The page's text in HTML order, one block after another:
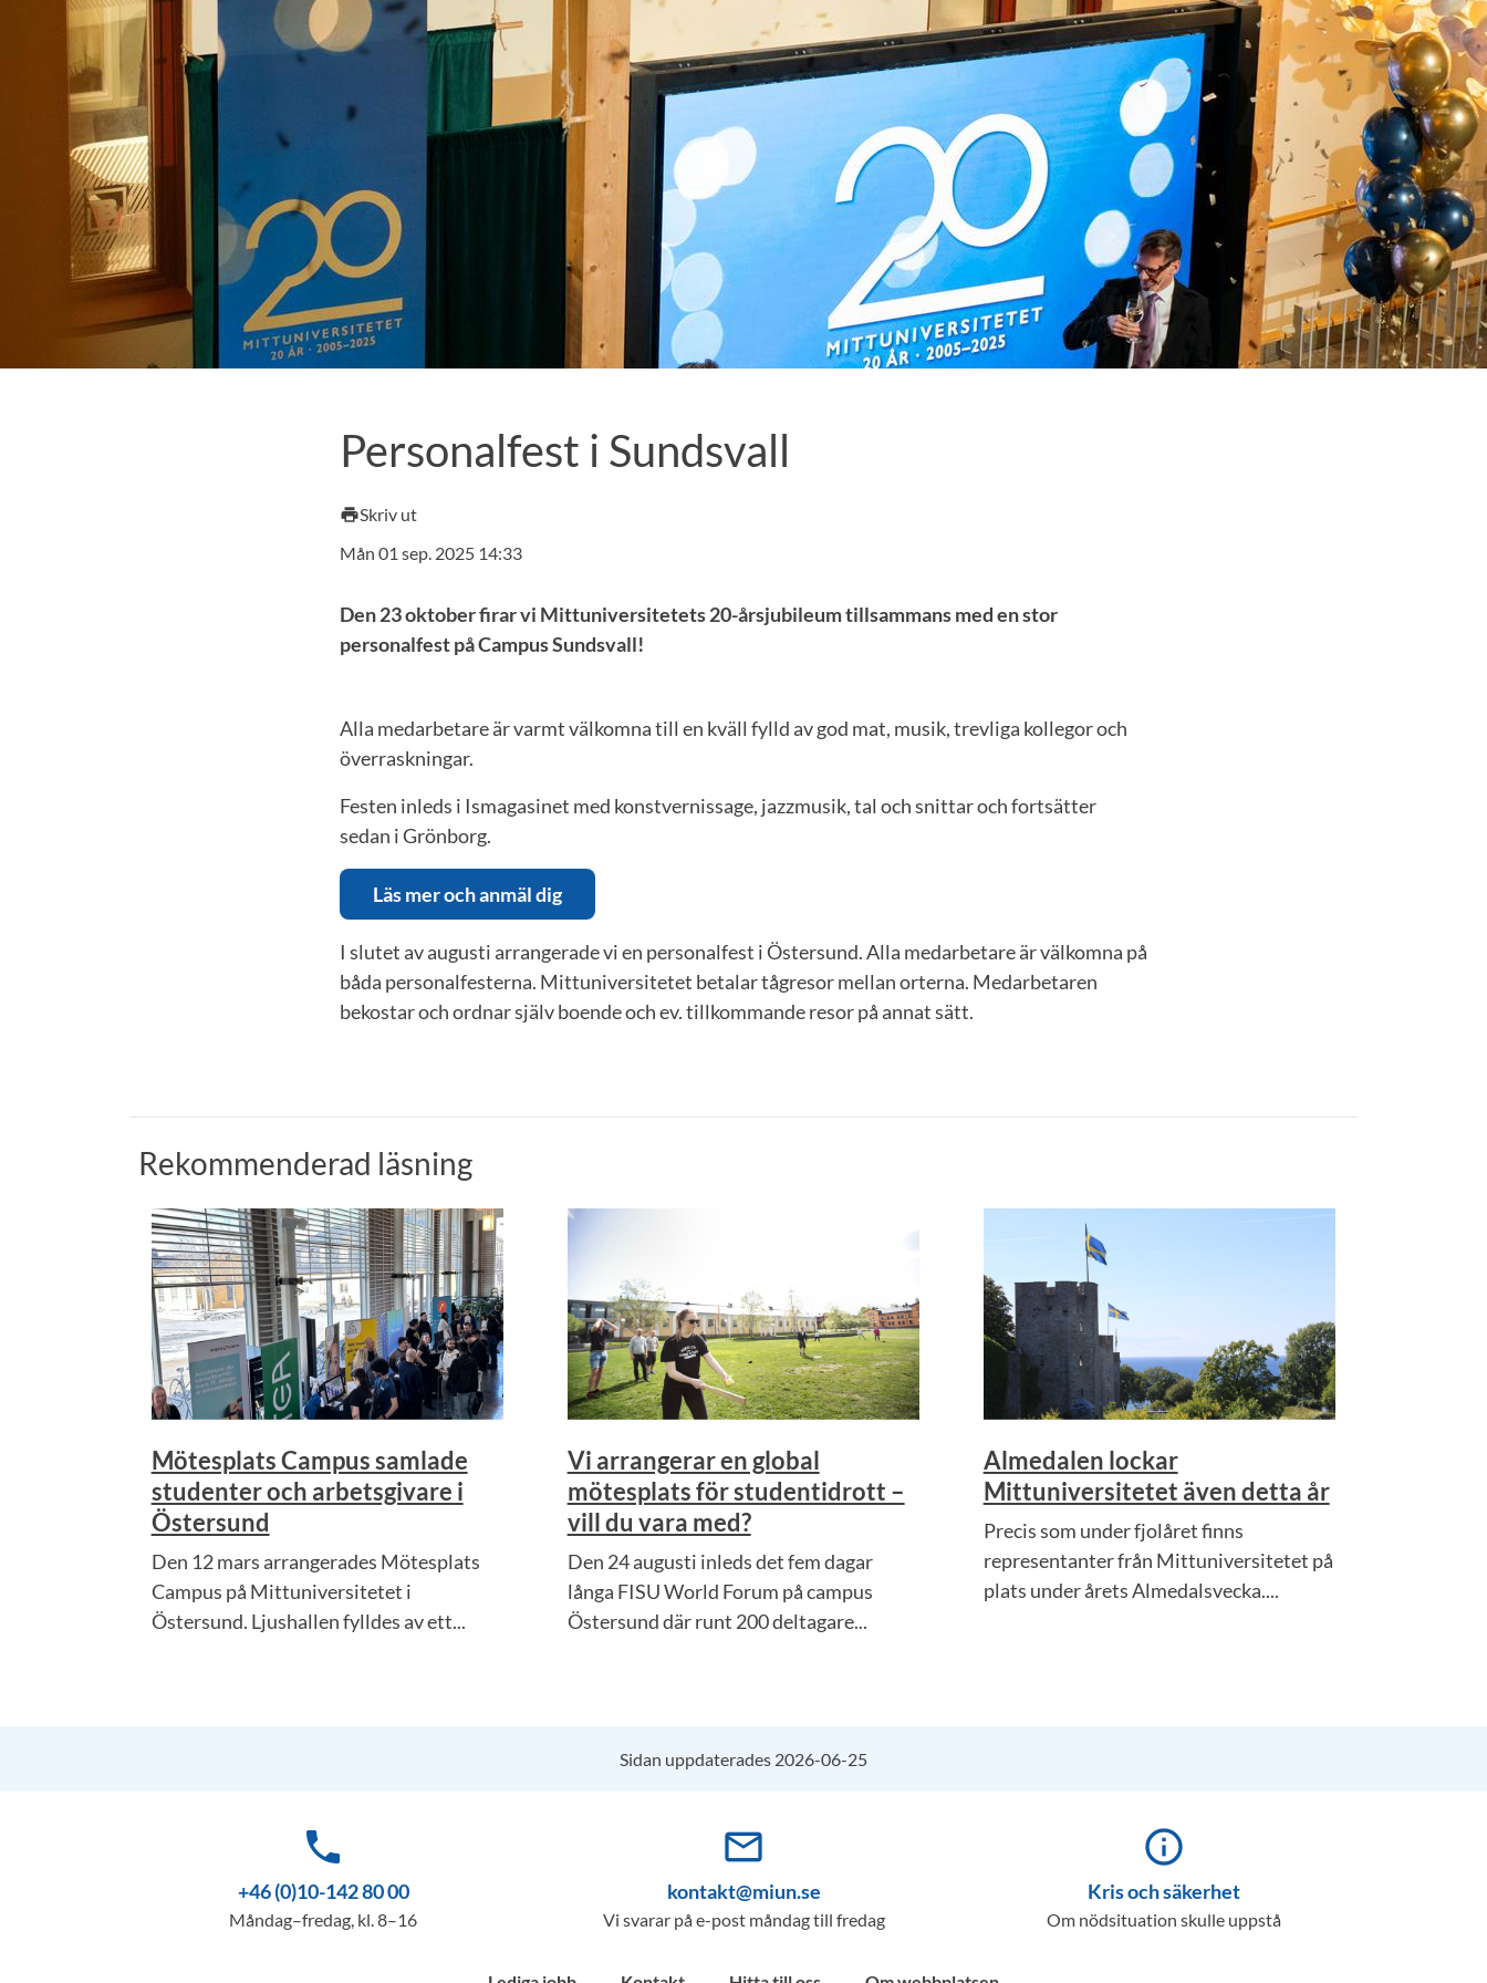
Personalfest i Sundsvall
printSkriv ut
Mån 01 sep. 2025 14:33
Den 23 oktober firar vi Mittuniversitetets 20-årsjubileum tillsammans med en stor
personalfest på Campus Sundsvall!
Alla medarbetare är varmt välkomna till en kväll fylld av god mat, musik, trevliga kollegor och
överraskningar.
Festen inleds i Ismagasinet med konstvernissage, jazzmusik, tal och snittar och fortsätter
sedan i Grönborg.
Läs mer och anmäl dig
I slutet av augusti arrangerade vi en personalfest i Östersund. Alla medarbetare är välkomna på
båda personalfesterna. Mittuniversitetet betalar tågresor mellan orterna. Medarbetaren
bekostar och ordnar själv boende och ev. tillkommande resor på annat sätt.
Rekommenderad läsning
Mötesplats Campus samlade
studenter och arbetsgivare i
Östersund
Den 12 mars arrangerades Mötesplats
Campus på Mittuniversitetet i
Östersund. Ljushallen fylldes av ett...
Vi arrangerar en global
mötesplats för studentidrott –
vill du vara med?
Den 24 augusti inleds det fem dagar
långa FISU World Forum på campus
Östersund där runt 200 deltagare...
Almedalen lockar
Mittuniversitetet även detta år
Precis som under fjolåret finns
representanter från Mittuniversitetet på
plats under årets Almedalsvecka....
Sidan uppdaterades 2026-06-25
phone
+46 (0)10-142 80 00
Måndag–fredag, kl. 8–16
mail_outline
kontakt@miun.se
Vi svarar på e-post måndag till fredag
info_outline
Kris och säkerhet
Om nödsituation skulle uppstå